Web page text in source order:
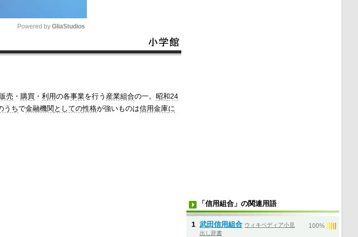
M
e
Powered by GliaStudios
売 ・購買 ・利用の各事業を行う 産業組合の一。 昭和24
うちで金融機関としての性格が強いものは信用金庫に
「信用組合」の関連用語
1 武田信用組合 ウィキペディア小見
出し辞書
100%